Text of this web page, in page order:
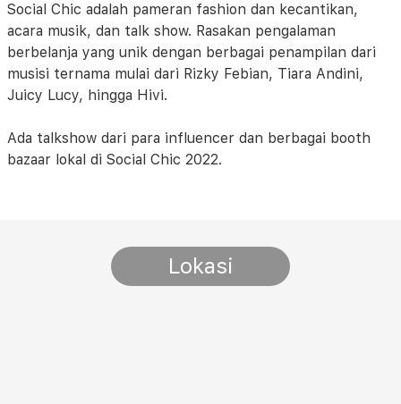
Social Chic adalah pameran fashion dan kecantikan,
acara musik, dan talk show. Rasakan pengalaman
berbelanja yang unik dengan berbagai penampilan dari
musisi ternama mulai dari Rizky Febian, Tiara Andini,
Juicy Lucy, hingga Hivi.
Ada talkshow dari para influencer dan berbagai booth
bazaar lokal di Social Chic 2022.
Lokasi